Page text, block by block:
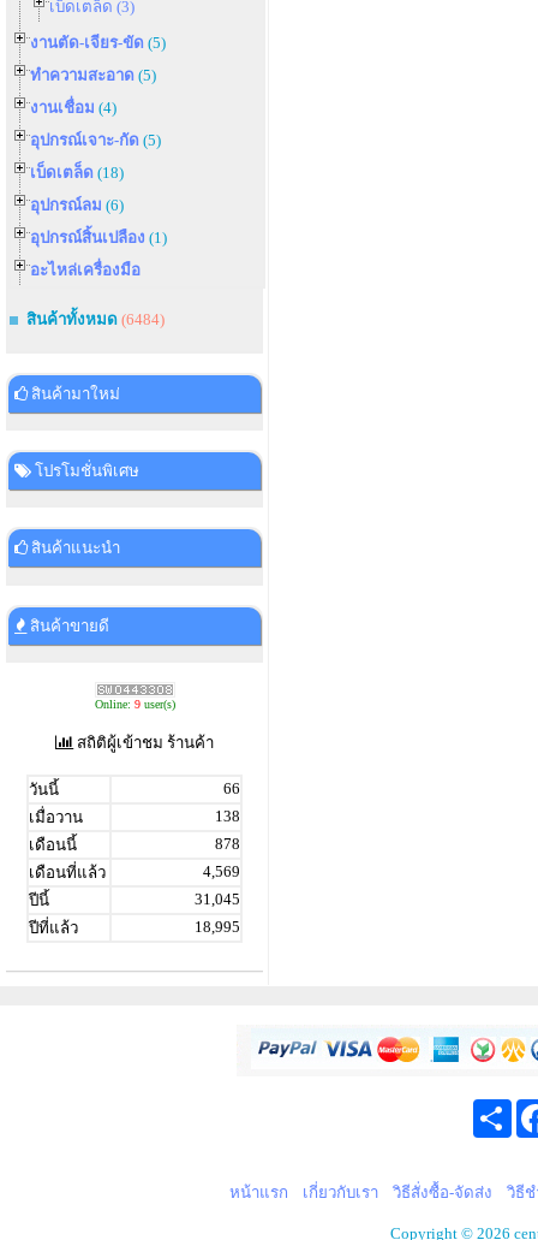
เบ็ดเตล็ด (3)
งานตัด-เจียร-ขัด (5)
ทำความสะอาด (5)
งานเชื่อม (4)
อุปกรณ์เจาะ-กัด (5)
เบ็ดเตล็ด (18)
อุปกรณ์ลม (6)
อุปกรณ์สิ้นเปลือง (1)
อะไหล่เครื่องมือ
สินค้าทั้งหมด (6484)
สินค้ามาใหม่
โปรโมชั่นพิเศษ
สินค้าแนะนำ
สินค้าขายดี
Online: 9user(s)
สถิติผู้เข้าชม ร้านค้า
วันนี้
66
เมื่อวาน
138
เดือนนี้
878
เดือนที่แล้ว
4,569
ปีนี้
31,045
ปีที่แล้ว
18,995
หน้าแรก เกี่ยวกับเรา วิธีสั่งซื้อ-จัดส่ง วิธีช
Copyright © 2026